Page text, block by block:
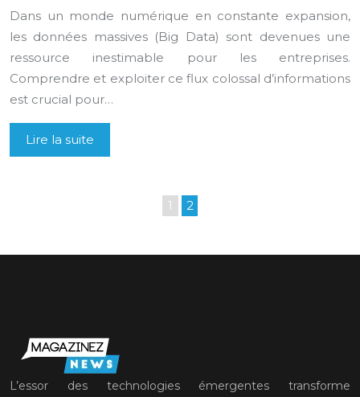
Dans un monde numérique en constante expansion,
les données massives (Big Data) sont devenues une
ressource inestimable pour les entreprises.
Comprendre et exploiter ce flux colossal d’informations
est crucial pour…
Lire la suite
1 2
L’essor des technologies émergentes transforme